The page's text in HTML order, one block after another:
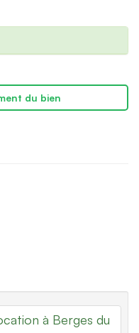
du bien
à Berges du